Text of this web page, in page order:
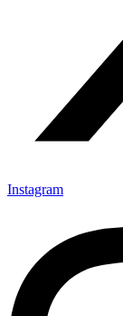
Instagram